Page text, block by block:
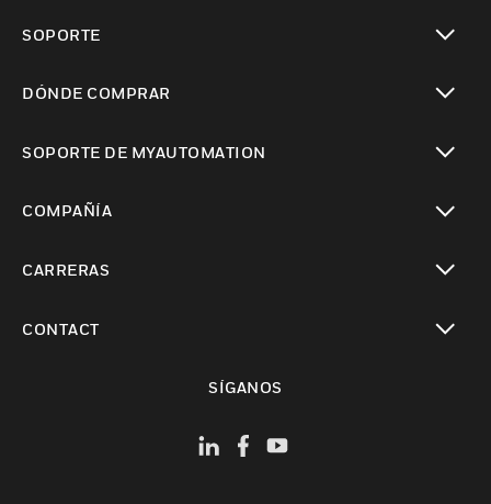
SOPORTE
DÓNDE COMPRAR
SOPORTE DE MYAUTOMATION
COMPAÑÍA
CARRERAS
CONTACT
SÍGANOS